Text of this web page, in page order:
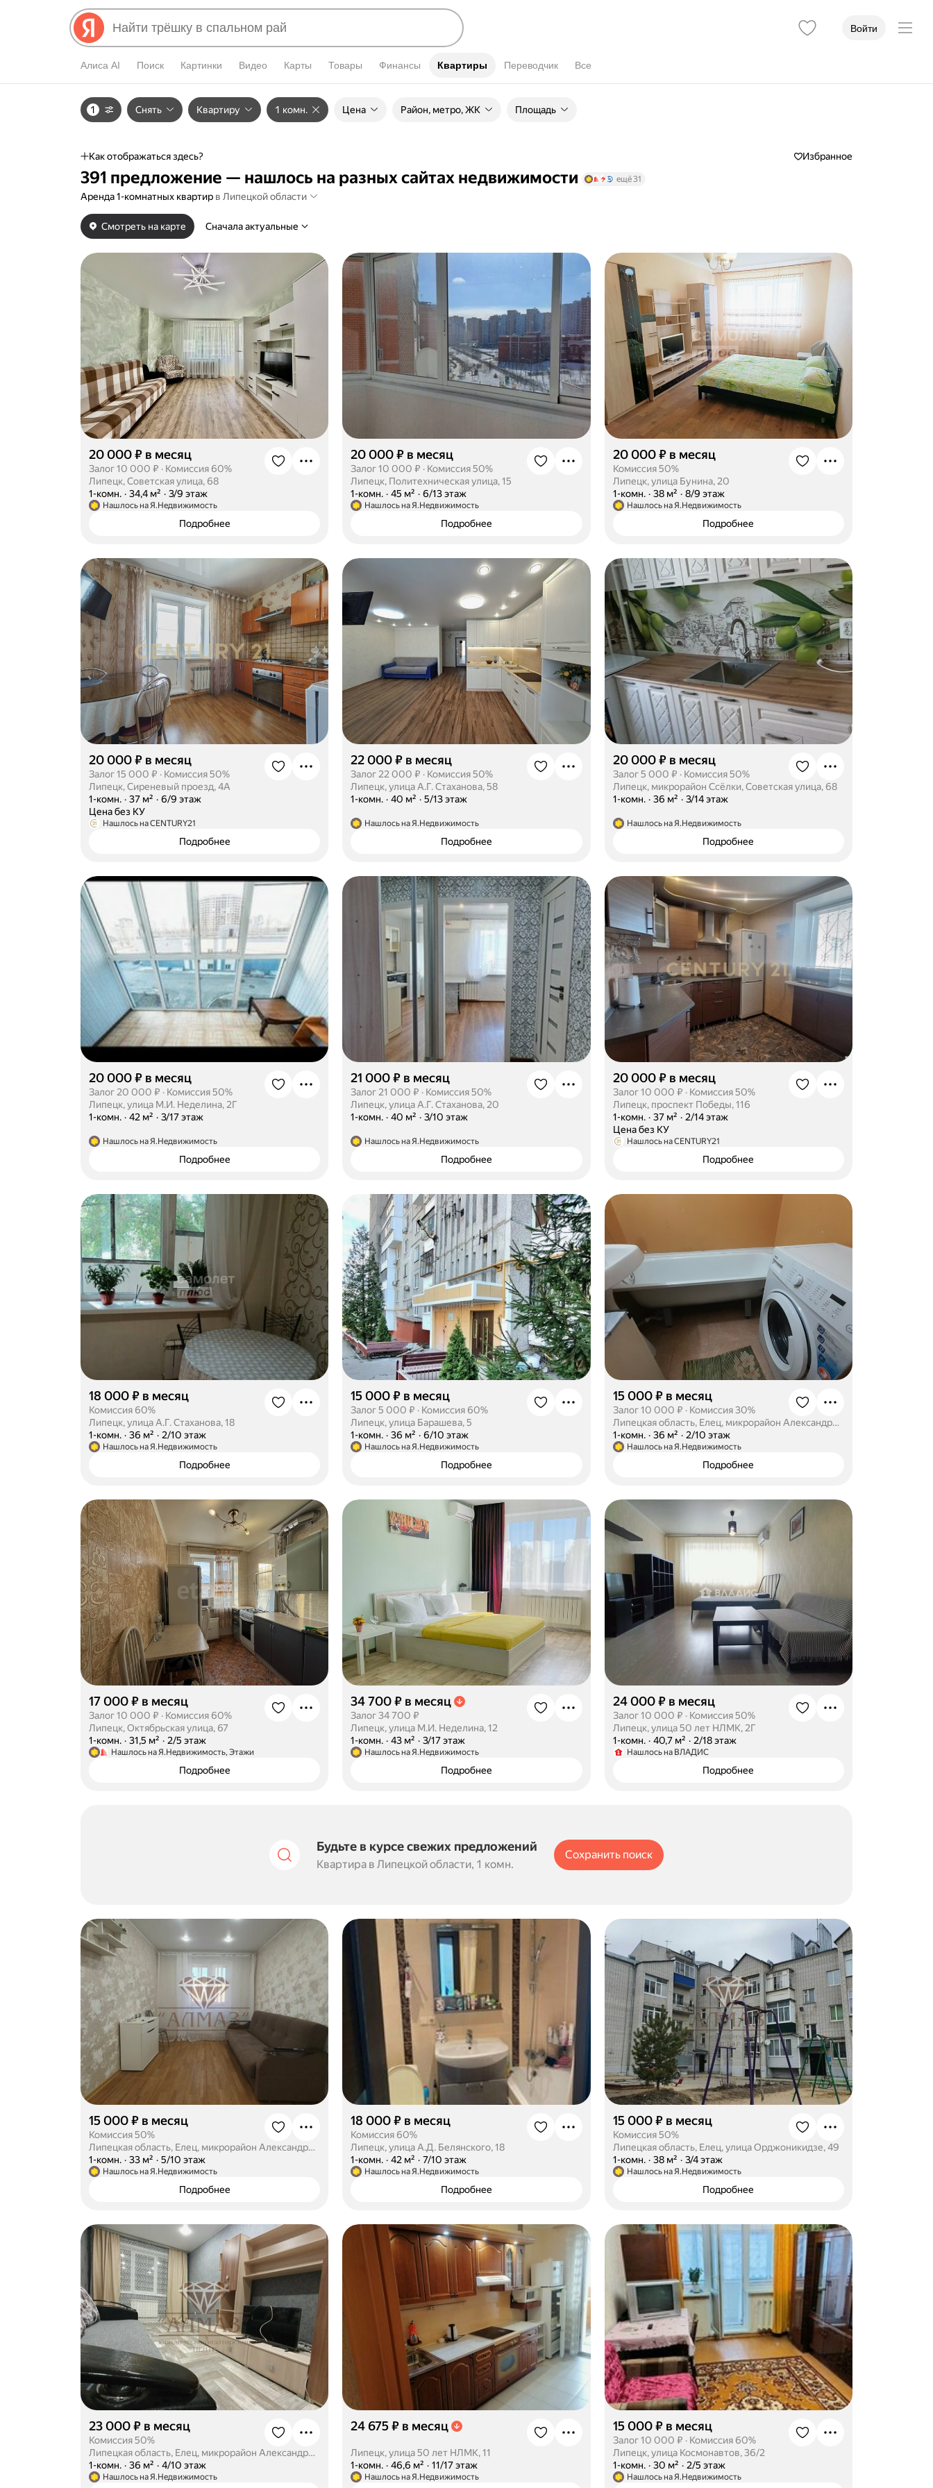
Войти
Алиса AI Поиск Картинки Видео Карты Товары Финансы Квартиры
Квартиры Переводчик Все
1 Снять Квартиру 1 комн. Цена Район, метро, ЖК Площадь
Как отображаться здесь? Избранное
391 предложение — нашлось на разных сайтах недвижимости ещё 31
Аренда 1-комнатных квартир в Липецкойобласти
Смотреть на карте Сначала актуальные
20 000 ₽ в месяц
Залог 10 000 ₽ · Комиссия 60%
Липецк, Советская улица, 68
1-комн. · 34,4 м² · 3/9 этаж
Нашлось на Я.Недвижимость
Подробнее
20 000 ₽ в месяц
Залог 10 000 ₽ · Комиссия 50%
Липецк, Политехническая улица, 15
1-комн. · 45 м² · 6/13 этаж
Нашлось на Я.Недвижимость
Подробнее
20 000 ₽ в месяц
Комиссия 50%
Липецк, улица Бунина, 20
1-комн. · 38 м² · 8/9 этаж
Нашлось на Я.Недвижимость
Подробнее
20 000 ₽ в месяц
Залог 15 000 ₽ · Комиссия 50%
Липецк, Сиреневый проезд, 4А
1-комн. · 37 м² · 6/9 этаж
Цена без КУ
Нашлось на CENTURY21
Подробнее
22 000 ₽ в месяц
Залог 22 000 ₽ · Комиссия 50%
Липецк, улица А.Г. Стаханова, 58
1-комн. · 40 м² · 5/13 этаж
Нашлось на Я.Недвижимость
Подробнее
20 000 ₽ в месяц
Залог 5 000 ₽ · Комиссия 50%
Липецк, микрорайон Ссёлки, Советская улица, 68
1-комн. · 36 м² · 3/14 этаж
Нашлось на Я.Недвижимость
Подробнее
20 000 ₽ в месяц
Залог 20 000 ₽ · Комиссия 50%
Липецк, улица М.И. Неделина, 2Г
1-комн. · 42 м² · 3/17 этаж
Нашлось на Я.Недвижимость
Подробнее
21 000 ₽ в месяц
Залог 21 000 ₽ · Комиссия 50%
Липецк, улица А.Г. Стаханова, 20
1-комн. · 40 м² · 3/10 этаж
Нашлось на Я.Недвижимость
Подробнее
20 000 ₽ в месяц
Залог 10 000 ₽ · Комиссия 50%
Липецк, проспект Победы, 116
1-комн. · 37 м² · 2/14 этаж
Цена без КУ
Нашлось на CENTURY21
Подробнее
18 000 ₽ в месяц
Комиссия 60%
Липецк, улица А.Г. Стаханова, 18
1-комн. · 36 м² · 2/10 этаж
Нашлось на Я.Недвижимость
Подробнее
15 000 ₽ в месяц
Залог 5 000 ₽ · Комиссия 60%
Липецк, улица Барашева, 5
1-комн. · 36 м² · 6/10 этаж
Нашлось на Я.Недвижимость
Подробнее
15 000 ₽ в месяц
Залог 10 000 ₽ · Комиссия 30%
Липецкая область, Елец, микрорайон Александровский, 18
1-комн. · 36 м² · 2/10 этаж
Нашлось на Я.Недвижимость
Подробнее
Будьте в курсе свежих предложений
Квартира в Липецкой области, 1 комн.
Сохранить поиск
17 000 ₽ в месяц
Залог 10 000 ₽ · Комиссия 60%
Липецк, Октябрьская улица, 67
1-комн. · 31,5 м² · 2/5 этаж
Нашлось на Я.Недвижимость, Этажи
Подробнее
34 700 ₽ в месяц
Залог 34 700 ₽
Липецк, улица М.И. Неделина, 12
1-комн. · 43 м² · 3/17 этаж
Нашлось на Я.Недвижимость
Подробнее
24 000 ₽ в месяц
Залог 10 000 ₽ · Комиссия 50%
Липецк, улица 50 лет НЛМК, 2Г
1-комн. · 40,7 м² · 2/18 этаж
Нашлось на ВЛАДИС
Подробнее
15 000 ₽ в месяц
Комиссия 50%
Липецкая область, Елец, микрорайон Александровский, 6
1-комн. · 33 м² · 5/10 этаж
Нашлось на Я.Недвижимость
Подробнее
18 000 ₽ в месяц
Комиссия 60%
Липецк, улица А.Д. Белянского, 18
1-комн. · 42 м² · 7/10 этаж
Нашлось на Я.Недвижимость
Подробнее
15 000 ₽ в месяц
Комиссия 50%
Липецкая область, Елец, улица Орджоникидзе, 49
1-комн. · 38 м² · 3/4 этаж
Нашлось на Я.Недвижимость
Подробнее
23 000 ₽ в месяц
Комиссия 50%
Липецкая область, Елец, микрорайон Александровский, 16
1-комн. · 36 м² · 4/10 этаж
Нашлось на Я.Недвижимость
24 675 ₽ в месяц
Липецк, улица 50 лет НЛМК, 11
1-комн. · 46,6 м² · 11/17 этаж
Нашлось на Я.Недвижимость
15 000 ₽ в месяц
Залог 10 000 ₽ · Комиссия 60%
Липецк, улица Космонавтов, 36/2
1-комн. · 30 м² · 2/5 этаж
Нашлось на Я.Недвижимость